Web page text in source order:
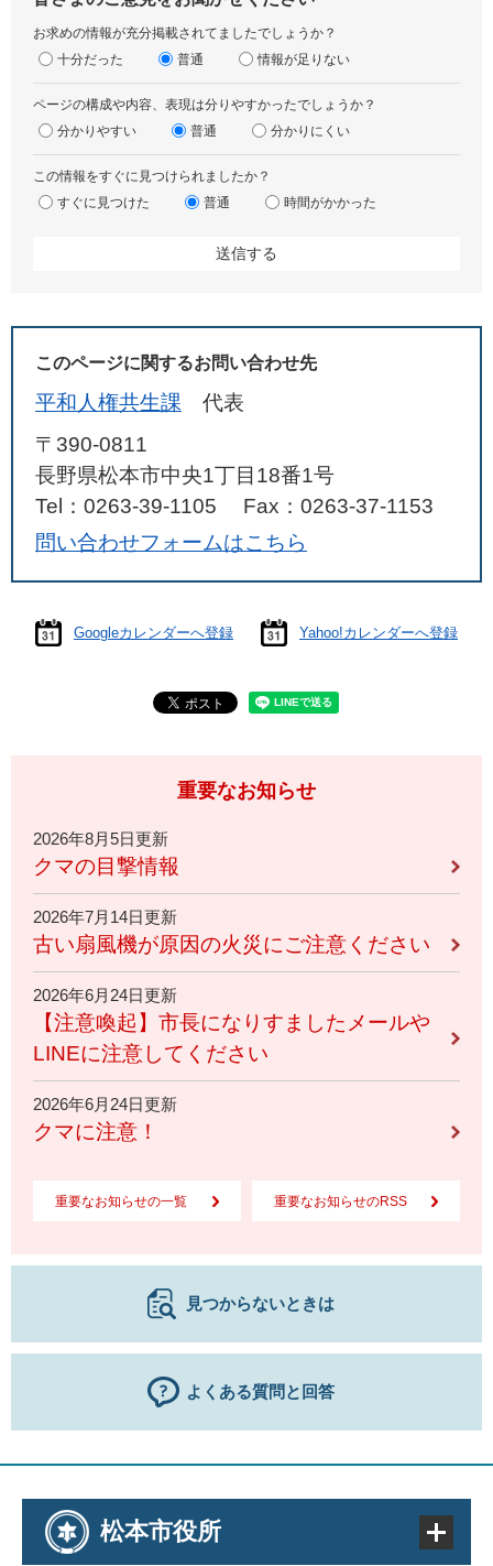
お求めの情報が充分掲載されてましたでしょうか？
十分だった
普通 情報が足りない
ページの構成や内容、表現は分りやすかったでしょうか？
分かりやすい
普通 分かりにくい
この情報をすぐに見つけられましたか？
すぐに見つけた
普通 時間がかかった
このページに関するお問い合わせ先
平和人権共生課
代表
〒390-0811
長野県松本市中央1丁目18番1号
Tel：0263-39-1105
Fax：0263-37-1153
問い合わせフォームはこちら
Googleカレンダーへ登録 Yahoo!カレンダーへ登録
重要なお知らせ
2026年8月5日更新
クマの目撃情報
2026年7月14日更新
古い扇風機が原因の火災にご注意ください
2026年6月24日更新
【注意喚起】市長になりすましたメールや
LINEに注意してください
2026年6月24日更新
クマに注意！
重要なお知らせの一覧 重要なお知らせのRSS
見つからないときは
よくある質問と回答
松本市役所